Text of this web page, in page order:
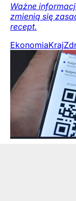
Ważne
zmienią się
recept.
EkonomiaKraj